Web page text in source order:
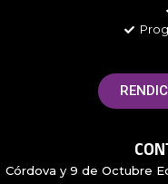
Córdova y 9 de Octubre